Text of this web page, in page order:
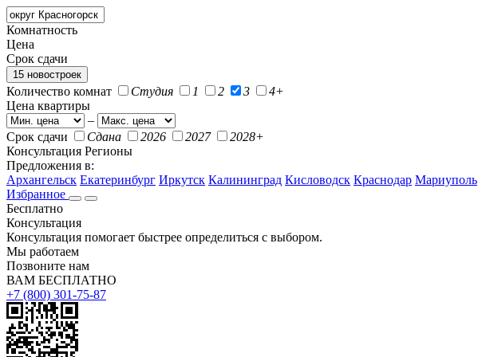
Комнатность
Цена
Срок сдачи
15 новостроек
Количество комнат Студия 1 2 3
4+
Цена квартиры
–
Срок сдачи
Сдана 2026 2027
2028+
Консультация Регионы
Предложения в:
Архангельск Екатеринбург Иркутск Калининград Кисловодск Краснодар Мариуполь
Избранное
Бесплатно
Консультация
Консультация помогает быстрее определиться с выбором.
Мы работаем
Позвоните нам
ВАМ БЕСПЛАТНО
+7 (800) 301-75-87